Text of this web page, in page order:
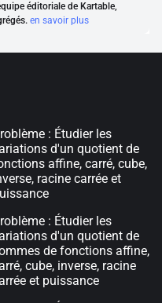
éditoriale de Kartable,
en savoir plus
: Étudier les
d'un quotient de
affine, carré, cube,
racine carrée et
: Étudier les
d'un quotient de
de fonctions affine,
cube, inverse, racine
et puissance